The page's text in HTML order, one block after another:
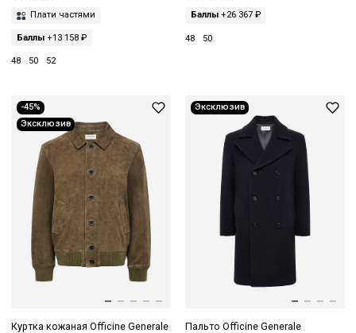
Плати частями
Баллы +13 158 ₽
48 50 52
Баллы+26 367 ₽
48 50
-45%
Эксклюзив
Куртка кожаная Officine Generale
Эксклюзив
Пальто Officine Generale